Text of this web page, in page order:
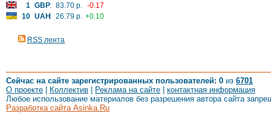
1 GBP: 83.70 р. -0.17
10 UAH: 26.79 р. +0.10
RSS лента
Сейчас на сайте зарегистрированных пользователей: 0 из 6701
О проекте
Коллектив Реклама на сайте
контактная информация
Любое использование материалов без разрешения автора сайта
Разработка сайта Asinka.Ru